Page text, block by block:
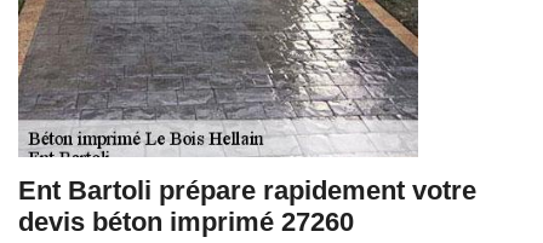
Ent Bartoli prépare rapidement votre
devis béton imprimé 27260